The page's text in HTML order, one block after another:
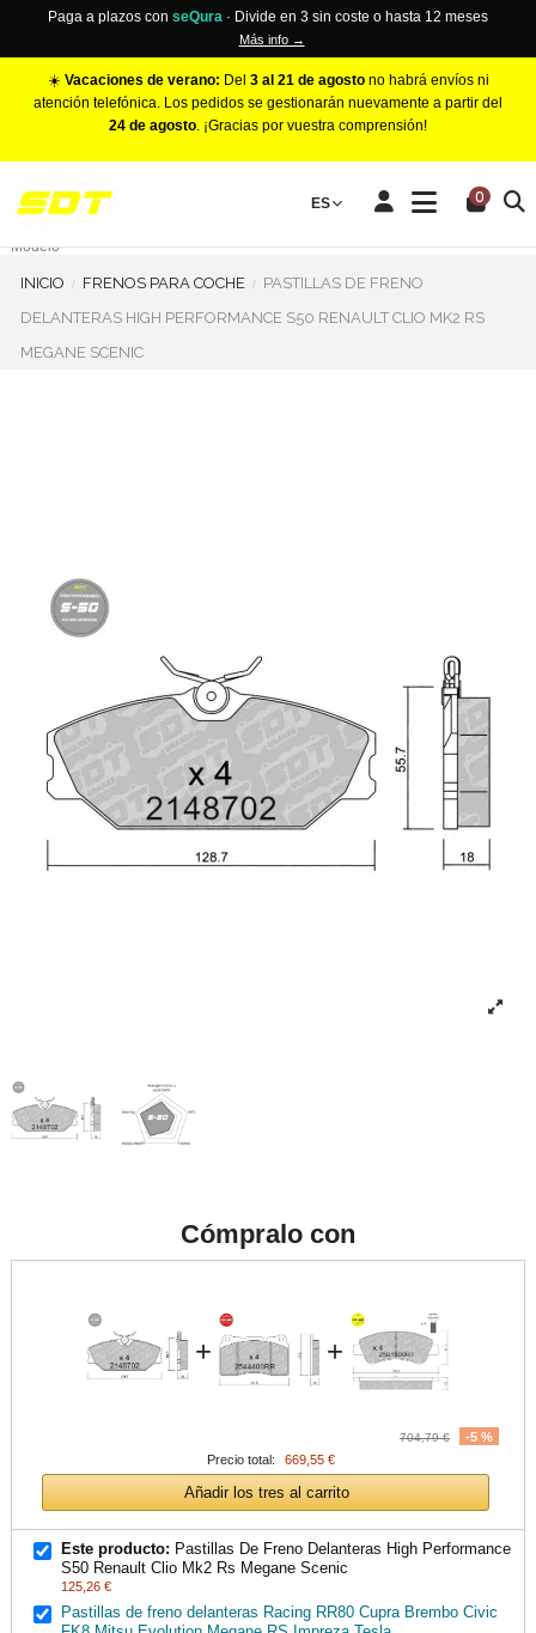
Paga a plazos con seQura · Divide en 3 sin coste o hasta 12 meses
Más info →
☀️ Vacaciones de verano: Del 3 al 21 de agostono habrá envíos ni
atención telefónica. Los pedidos se gestionarán nuevamente a partir del
24 de agosto. ¡Gracias por vuestra comprensión!
ES 0
Make
Modelo
INICIO FRENOS PARA COCHE
PASTILLAS DE FRENO
DELANTERAS HIGH PERFORMANCE S50 RENAULT CLIO MK2 RS
MEGANE SCENIC
Cómpralo con
+ +
704,79 €
-5 %
Precio total:
669,55 €
Añadir los tres al carrito
Este producto: Pastillas De Freno Delanteras High Performance
S50 Renault Clio Mk2 Rs Megane Scenic
125,26 €
Pastillas de freno delanteras Racing RR80 Cupra Brembo Civic